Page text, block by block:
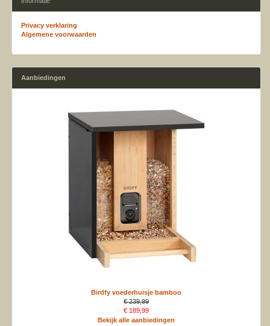
Privacy verklaring
Algemene voorwaarden
Aanbiedingen
Birdfy voederhuisje bamboo
€ 239,99
€ 189,99
Bekijk alle aanbiedingen